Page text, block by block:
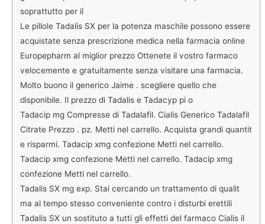
soprattutto per il
Le pillole Tadalis SX per la potenza maschile possono essere
acquistate senza prescrizione medica nella farmacia online
Europepharm al miglior prezzo Ottenete il vostro farmaco
velocemente e gratuitamente senza visitare una farmacia.
Molto buono il generico Jaime . scegliere quello che
disponibile. Il prezzo di Tadalis e Tadacyp pi o
Tadacip mg Compresse di Tadalafil. Cialis Generico Tadalafil
Citrate Prezzo . pz. Metti nel carrello. Acquista grandi quantit
e risparmi. Tadacip xmg confezione Metti nel carrello.
Tadacip xmg confezione Metti nel carrello. Tadacip xmg
confezione Metti nel carrello.
Tadalis SX mg exp. Stai cercando un trattamento di qualit
ma al tempo stesso conveniente contro i disturbi erettili
Tadalis SX un sostituto a tutti gli effetti del farmaco Cialis il